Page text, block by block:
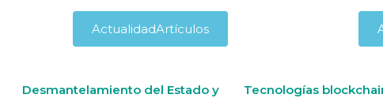
ActualidadArtículos
Desmantelamiento del Estado y
Tecnologías